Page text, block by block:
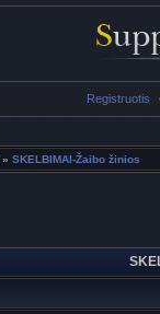
Registruotis
» SKELBIMAI-Žaibo žinios